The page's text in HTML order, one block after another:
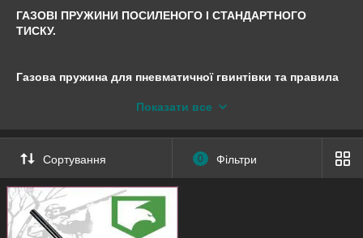
ГАЗОВІ ПРУЖИНИ ПОСИЛЕНОГО І СТАНДАРТНОГО
ТИСКУ.
Газова пружина для пневматичної гвинтівки та правила
струбцину трубу гвинтівки зі стовбуром і задником
використовуючи трубку з розрізом, вибиваємо бічній штифт
кріплення втулки утримуючу виту пружину і гвинтовими
рухами ключем на 13 розтискаючи струбцину вивільняємо
виту пружину з пневматичної гвинтівки. Згідно інструкції
встановлюємо газову пружину задником газової пружини в
поршень центруя наполегливою шайбою шток ставимо в
Показати все
Сортування 0 Фільтри